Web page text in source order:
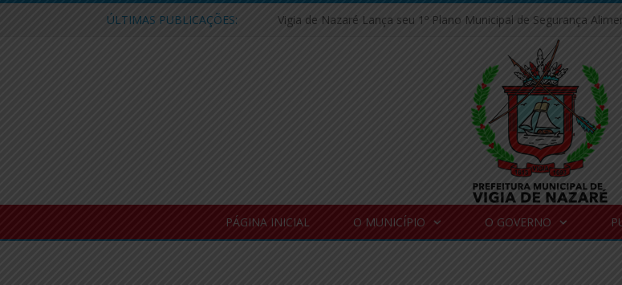
ÚLTIMAS PUBLICAÇÕES:
PÁGINA INICIAL O MUNICÍPIO O GOVERNO